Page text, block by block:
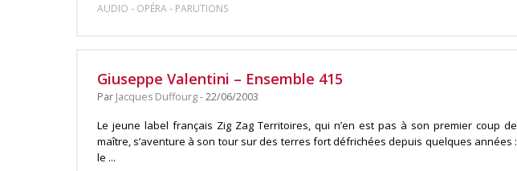
AUDIO - OPÉRA- PARUTIONS
Giuseppe Valentini – Ensemble 415
Par Jacques Duffourg- 22/06/2003
Le jeune label français Zig Zag Territoires, qui n’en est pas à son premier coup de
maître, s’aventure à son tour sur des terres fort défrichées depuis quelques années :
le ...